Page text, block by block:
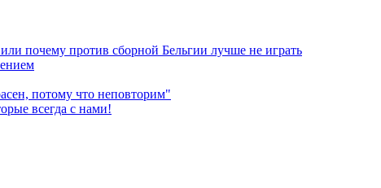
почему против сборной Бельгии лучше не играть
потому что неповторим"
всегда с нами!